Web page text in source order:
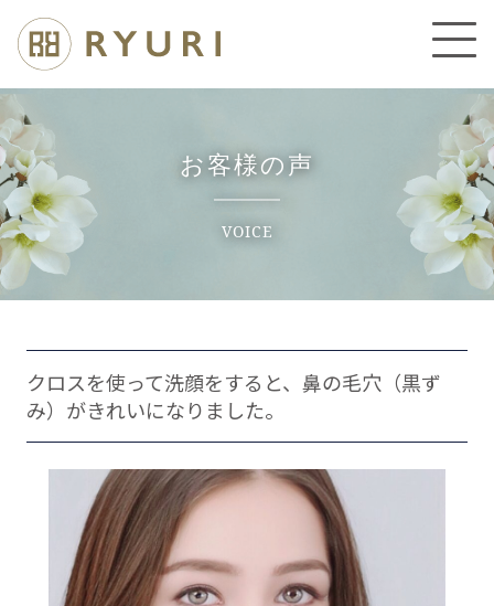
お客様の声
VOICE
クロスを使って洗顔をすると、鼻の毛穴（黒ず
み）がきれいになりました。